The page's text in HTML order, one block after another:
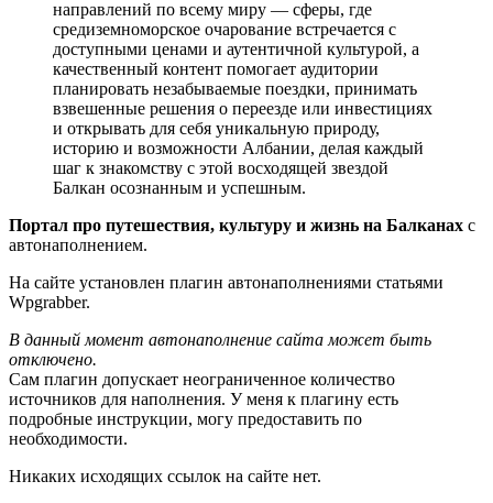
направлений по всему миру — сферы, где
средиземноморское очарование встречается с
доступными ценами и аутентичной культурой, а
качественный контент помогает аудитории
планировать незабываемые поездки, принимать
взвешенные решения о переезде или инвестициях
и открывать для себя уникальную природу,
историю и возможности Албании, делая каждый
шаг к знакомству с этой восходящей звездой
Балкан осознанным и успешным.
Портал про путешествия, культуру и жизнь на Балканах с
автонаполнением.
На сайте установлен плагин автонаполнениями статьями
Wpgrabber.
В данный момент автонаполнение сайта может быть
отключено.
Сам плагин допускает неограниченное количество
источников для наполнения. У меня к плагину есть
подробные инструкции, могу предоставить по
необходимости.
Никаких исходящих ссылок на сайте нет.